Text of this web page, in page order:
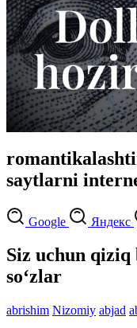
saytlarni
Google Яндекс
Siz uchun qiziq
so‘zlar
abrishim Nizomiy abjad